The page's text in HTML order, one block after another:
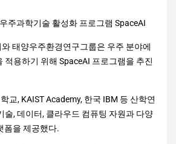
주과학기술 활성화 프로그램 SpaceAI
태양우주환경연구그룹은 우주 분야에
적용하기 위해 SpaceAI 프로그램을 추진
교, KAIST Academy, 한국 IBM 등 산학연
술, 데이터, 클라우드 컴퓨팅 자원과 다양
폼을 제공했다.